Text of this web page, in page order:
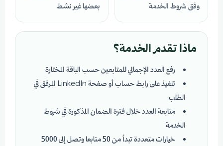
وفق شروط الخدمة
بعضها غير نشط
ماذا تقدم الخدمة؟
رفع العدد الإجمالي للمتابعين حسب الباقة المختارة
تنفيذ على رابط حساب أو صفحة LinkedIn المرفق في
الطلب
متابعة العدد خلال فترة الضمان المذكورة في شروط
الخدمة
خيارات متعددة تبدأ من 50 متابعا وتصل إلى 5000